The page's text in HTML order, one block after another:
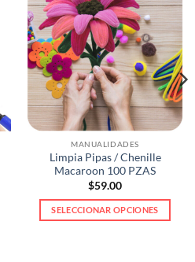
MANUALIDADES
Limpia Pipas / Chenille
Macaroon 100 PZAS
$59.00
SELECCIONAR OPCIONES